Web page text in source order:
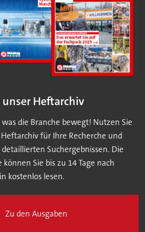
unser Heftarchiv
die Branche bewegt! Nutzen Sie
für Ihre Recherche und
Suchergebnissen. Die
Sie bis zu 14 Tage nach
kostenlos lesen.
Zu den Ausgaben